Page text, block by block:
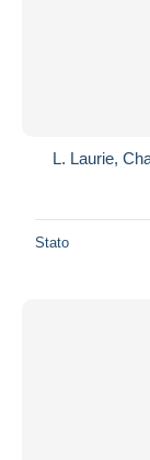
L. Laurie,
Stato